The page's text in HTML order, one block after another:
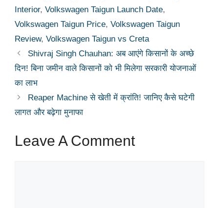
Interior, Volkswagen Taigun Launch Date,
Volkswagen Taigun Price, Volkswagen Taigun
Review, Volkswagen Taigun vs Creta
Shivraj Singh Chauhan: अब आएंगे किसानों के अच्छे
दिन! बिना जमीन वाले किसानों को भी मिलेगा सरकारी योजनाओं
का लाभ
Reaper Machine से खेती में क्रांति! जानिए कैसे घटेगी
लागत और बढ़ेगा मुनाफा
Leave A Comment